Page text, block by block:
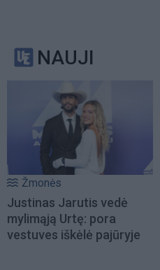
NAUJI
Žmonės
Justinas Jarutis vedė
mylimąją Urtę: pora
vestuves iškėlė pajūryje